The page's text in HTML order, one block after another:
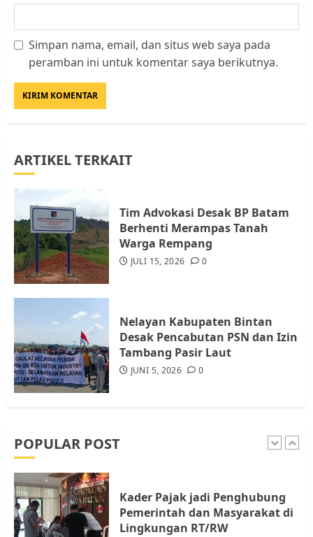
Simpan nama, email, dan situs web saya pada
peramban ini untuk komentar saya berikutnya.
ARTIKEL TERKAIT
Tim Advokasi Desak BP Batam
Berhenti Merampas Tanah
Warga Rempang
JULI 15, 2026 0
Nelayan Kabupaten Bintan
Desak Pencabutan PSN dan Izin
Tambang Pasir Laut
JUNI 5, 2026 0
POPULAR POST
Datangi Pemko Batam, Warga
4
Warga Rempang Ajukan
Resahkan Warga
JULI 17, 2026 0
5
JULI 15, 2026 0
1
Kader Pajak jadi Penghubung
Pemerintah dan Masyarakat di
Lingkungan RT/RW